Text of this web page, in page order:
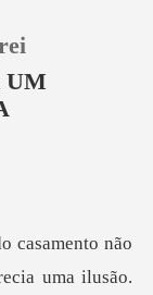
UM
uma ilusão.